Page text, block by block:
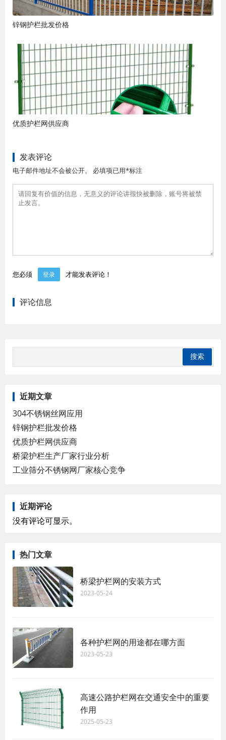
锌钢护栏批发价格
优质护栏网供应商
发表评论
电子邮件地址不会被公开。 必填项已用*标注
您必须 登录 才能发表评论！
评论信息
近期文章
304不锈钢丝网应用
锌钢护栏批发价格
优质护栏网供应商
桥梁护栏生产厂家行业分析
工业筛分不锈钢网厂家核心竞争
近期评论
没有评论可显示。
热门文章
桥梁护栏网的安装方式
2023-05-24
各种护栏网的用途都在哪方面
2023-05-23
高速公路护栏网在交通安全中的重要
作用
2025-05-23